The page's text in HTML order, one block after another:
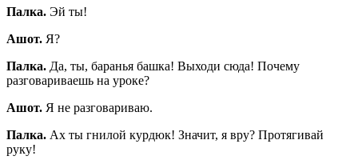
Палка. Эй ты!
Ашот. Я?
Палка. Да, ты, баранья башка! Выходи сюда! Почему
разговариваешь на уроке?
Ашот. Я не разговариваю.
Палка. Ах ты гнилой курдюк! Значит, я вру? Протягивай
руку!